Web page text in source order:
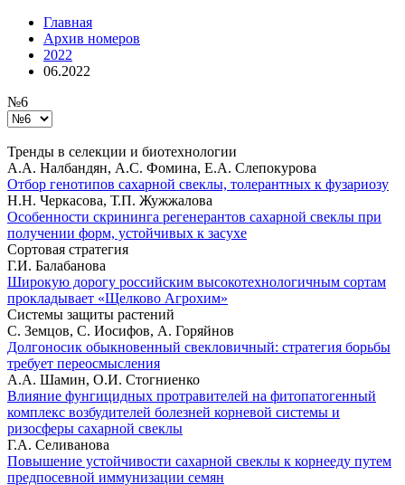
Главная
Архив номеров
2022
06.2022
№6
Тренды в селекции и биотехнологии
А.А. Налбандян, А.С. Фомина, Е.А. Слепокурова
Отбор генотипов сахарной свеклы, толерантных к фузариозу
Н.Н. Черкасова, Т.П. Жужжалова
Особенности скрининга регенерантов сахарной свеклы при
получении форм, устойчивых к засухе
Сортовая стратегия
Г.И. Балабанова
Широкую дорогу российским высокотехнологичным сортам
прокладывает «Щелково Агрохим»
Системы защиты растений
С. Земцов, С. Иосифов, А. Горяйнов
Долгоносик обыкновенный свекловичный: стратегия борьбы
требует переосмысления
А.А. Шамин, О.И. Стогниенко
Влияние фунгицидных протравителей на фитопатогенный
комплекс возбудителей болезней корневой системы и
ризосферы сахарной свеклы
Г.А. Селиванова
Повышение устойчивости сахарной свеклы к корнееду путем
предпосевной иммунизации семян